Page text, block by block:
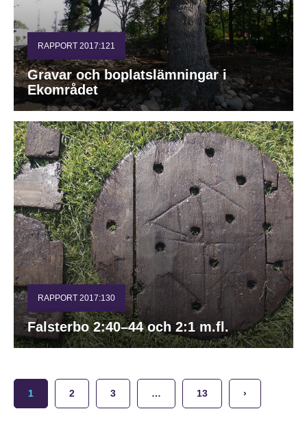
RAPPORT 2017:121
Gravar och boplatslämningar i
Ekområdet
RAPPORT 2017:130
Falsterbo 2:40–44 och 2:1 m.fl.
1 2 3 … 13 ›